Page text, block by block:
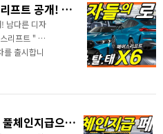
게 만나보세
가 좀 흥분
다. 정말 만
트 의 국내
프리미엄
SUV 끝판왕! BMW X6 페이스리프트 공개! 남다른 디자인은 이런 것!
남다른 디자
리프트 " 프
를 출시합니
면서 동시에
인 #X6페이스
부 라인을
BMW X5 페이스리프트 공개!! 풀체인지급으로 모두 달라졌다!